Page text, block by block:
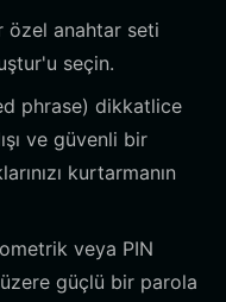
özel anahtar seti
seçin.
phrase) dikkatlice
ve güvenli bir
kurtarmanın
veya PIN
güçlü bir parola